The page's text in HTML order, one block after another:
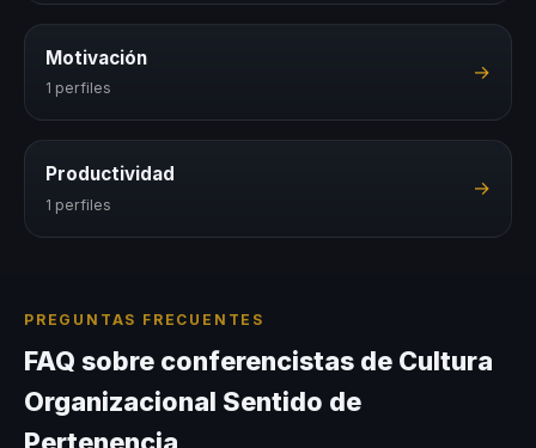
Motivación
1 perfiles
→
Productividad
1 perfiles
→
PREGUNTAS FRECUENTES
FAQ sobre conferencistas de Cultura
Organizacional Sentido de
Pertenencia